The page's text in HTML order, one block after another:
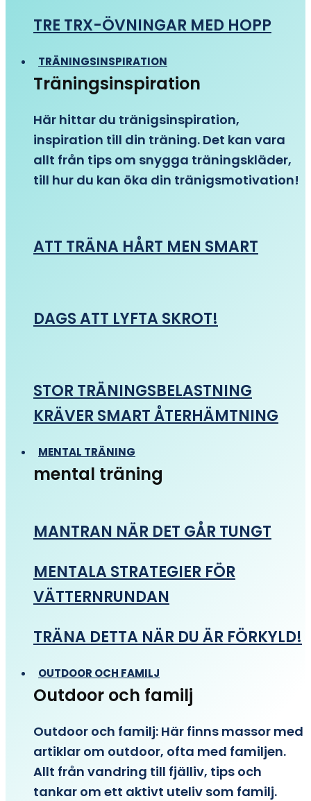
TRE TRX-ÖVNINGAR MED HOPP
TRÄNINGSINSPIRATION
Träningsinspiration
Här hittar du tränigsinspiration,
inspiration till din träning. Det kan vara
allt från tips om snygga träningskläder,
till hur du kan öka din tränigsmotivation!
ATT TRÄNA HÅRT MEN SMART
DAGS ATT LYFTA SKROT!
STOR TRÄNINGSBELASTNING
KRÄVER SMART ÅTERHÄMTNING
MENTAL TRÄNING
mental träning
MANTRAN NÄR DET GÅR TUNGT
MENTALA STRATEGIER FÖR
VÄTTERNRUNDAN
TRÄNA DETTA NÄR DU ÄR FÖRKYLD!
OUTDOOR OCH FAMILJ
Outdoor och familj
Outdoor och familj: Här finns massor med
artiklar om outdoor, ofta med familjen.
Allt från vandring till fjälliv, tips och
tankar om ett aktivt uteliv som familj.